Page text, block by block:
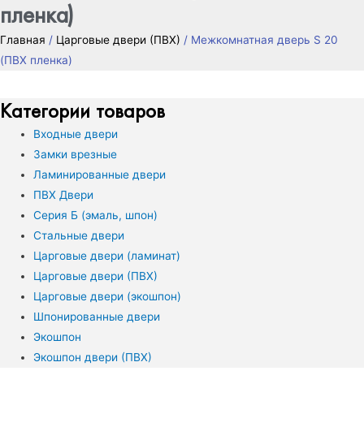
пленка)
Главная / Царговые двери (ПВХ) / Межкомнатная дверь S 20
(ПВХ пленка)
Категории товаров
Входные двери
Замки врезные
Ламинированные двери
ПВХ Двери
Серия Б (эмаль, шпон)
Стальные двери
Царговые двери (ламинат)
Царговые двери (ПВХ)
Царговые двери (экошпон)
Шпонированные двери
Экошпон
Экошпон двери (ПВХ)